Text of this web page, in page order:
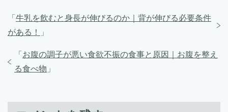
「 牛乳を飲むと身長が伸びるのか｜背が伸びる必要条件
がある！
」
「 お腹の調子が悪い食欲不振の食事と原因｜お腹を整え
る食べ物 」